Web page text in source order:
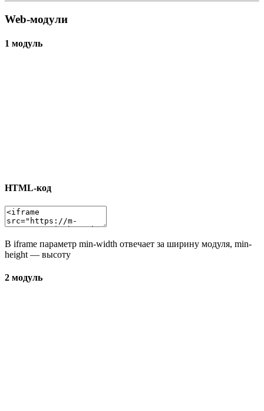
Web-модули
1 модуль
HTML-код
В iframe параметр min-width отвечает за ширину модуля, min-
height — высоту
2 модуль